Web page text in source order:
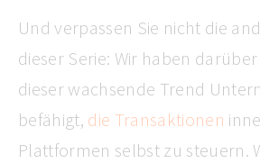
Und verpassen Sie nicht die
dieser Serie: Wir haben
dieser wachsende Trend
befähigt, die Transaktionen
Plattformen selbst zu steuern.